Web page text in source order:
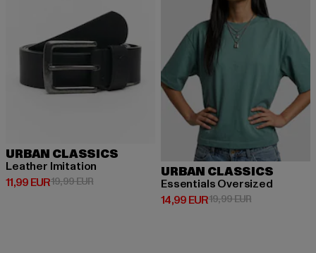
URBAN CLASSICS
Leather Imitation
11,99 EUR
Derzeitiger Preis: 11,99 EUR
19,99 EURAktionspreis: 19,99 EUR
URBAN CLASSICS
Essentials Oversized
14,99 EUR
Derzeitiger Preis: 14,99 EUR
19,99 EURAktionspreis: